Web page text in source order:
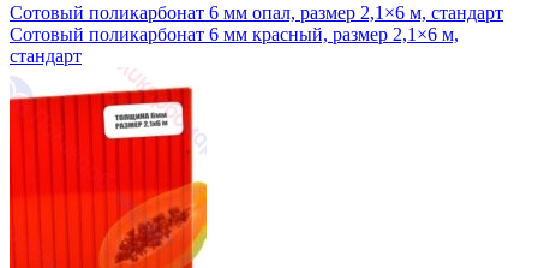
Сотовый поликарбонат 6 мм опал, размер 2,1×6 м, стандарт
Сотовый поликарбонат 6 мм красный, размер 2,1×6 м,
стандарт